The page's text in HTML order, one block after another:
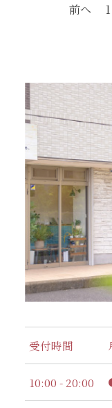
ジ
送
り
前へ 1
受付時間
10:00 - 20:00